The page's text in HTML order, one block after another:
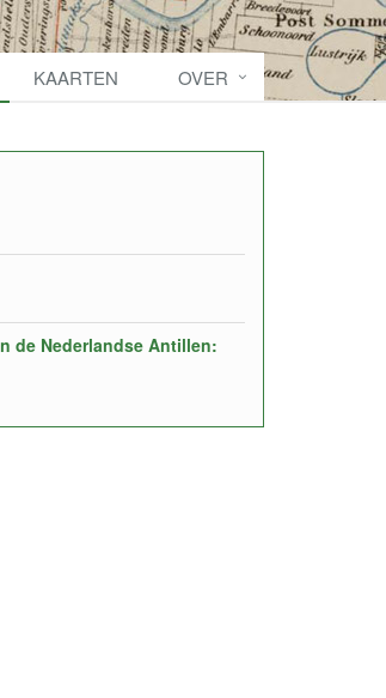
KAARTEN OVER
de Nederlandse Antillen: